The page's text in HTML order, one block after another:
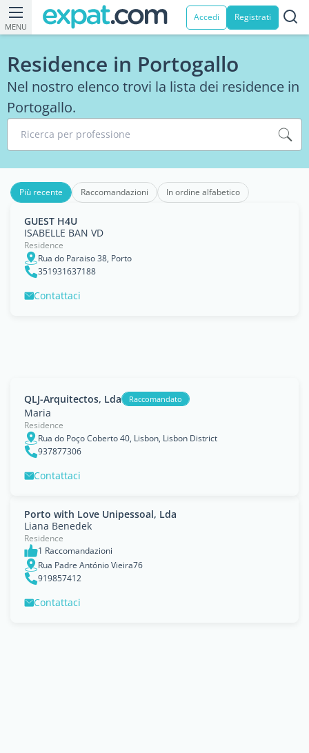
MENU
Accedi Registrati
Residence in Portogallo
Nel nostro elenco trovi la lista dei residence in
Portogallo.
Ricerca per professione
Più recente Raccomandazioni In ordine alfabetico
GUEST H4U
ISABELLE BAN VD
Residence
Rua do Paraiso 38, Porto
351931637188
Contattaci
QLJ-Arquitectos, Lda Raccomandato
Maria
Residence
Rua do Poço Coberto 40, Lisbon, Lisbon District
937877306
Contattaci
Porto with Love Unipessoal, Lda
Liana Benedek
Residence
1 Raccomandazioni
Rua Padre António Vieira76
919857412
Contattaci